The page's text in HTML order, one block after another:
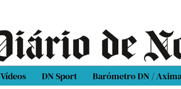
Vídeos DN Sport Barómetro DN /